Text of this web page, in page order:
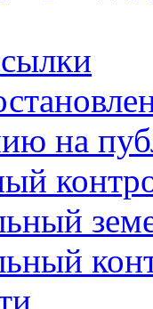
на